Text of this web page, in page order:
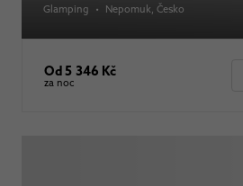
Glamping • Nepomuk , Česko
Od 5 346 Kč
za noc